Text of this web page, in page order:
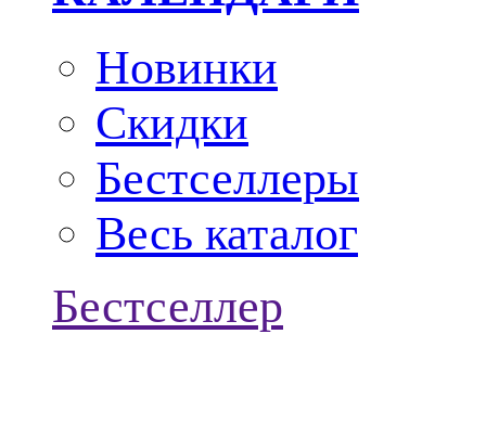
Новинки
Скидки
Бестселлеры
Весь каталог
Бестселлер